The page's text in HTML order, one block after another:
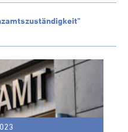
Info
Info
Info